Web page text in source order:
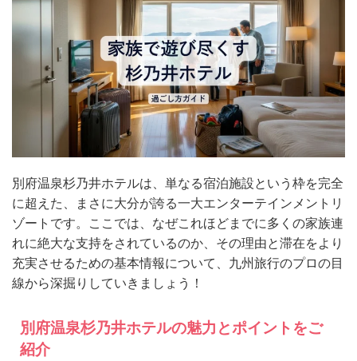
別府温泉杉乃井ホテルは、単なる宿泊施設という枠を完全
に超えた、まさに大分が誇る一大エンターテインメントリ
ゾートです。ここでは、なぜこれほどまでに多くの家族連
れに絶大な支持をされているのか、その理由と滞在をより
充実させるための基本情報について、九州旅行のプロの目
線から深掘りしていきましょう！
別府温泉杉乃井ホテルの魅力とポイントをご
紹介